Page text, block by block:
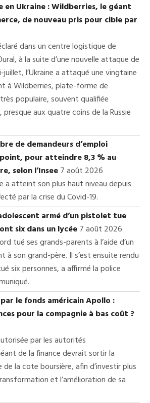
en Ukraine : Wildberries, le géant
de nouveau pris pour cible par
dans un centre logistique de
à la suite d’une nouvelle attaque de
juillet, l’Ukraine a attaqué une vingtaine
à Wildberries, plate-forme de
populaire, souvent qualifiée
presque aux quatre coins de la Russie
de demandeurs d’emploi
pour atteindre 8,3 % au
selon l’Insee7 août 2026
a atteint son plus haut niveau depuis
par la crise du Covid-19.
armé d’un pistolet tue
six dans un lycée7 août 2026
tué ses grands-parents à l’aide d’un
son grand-père. Il s’est ensuite rendu
six personnes, a affirmé la police
le fonds américain Apollo :
pour la compagnie à bas coût ?
par les autorités
de la finance devrait sortir la
la cote boursière, afin d’investir plus
et l’amélioration de sa